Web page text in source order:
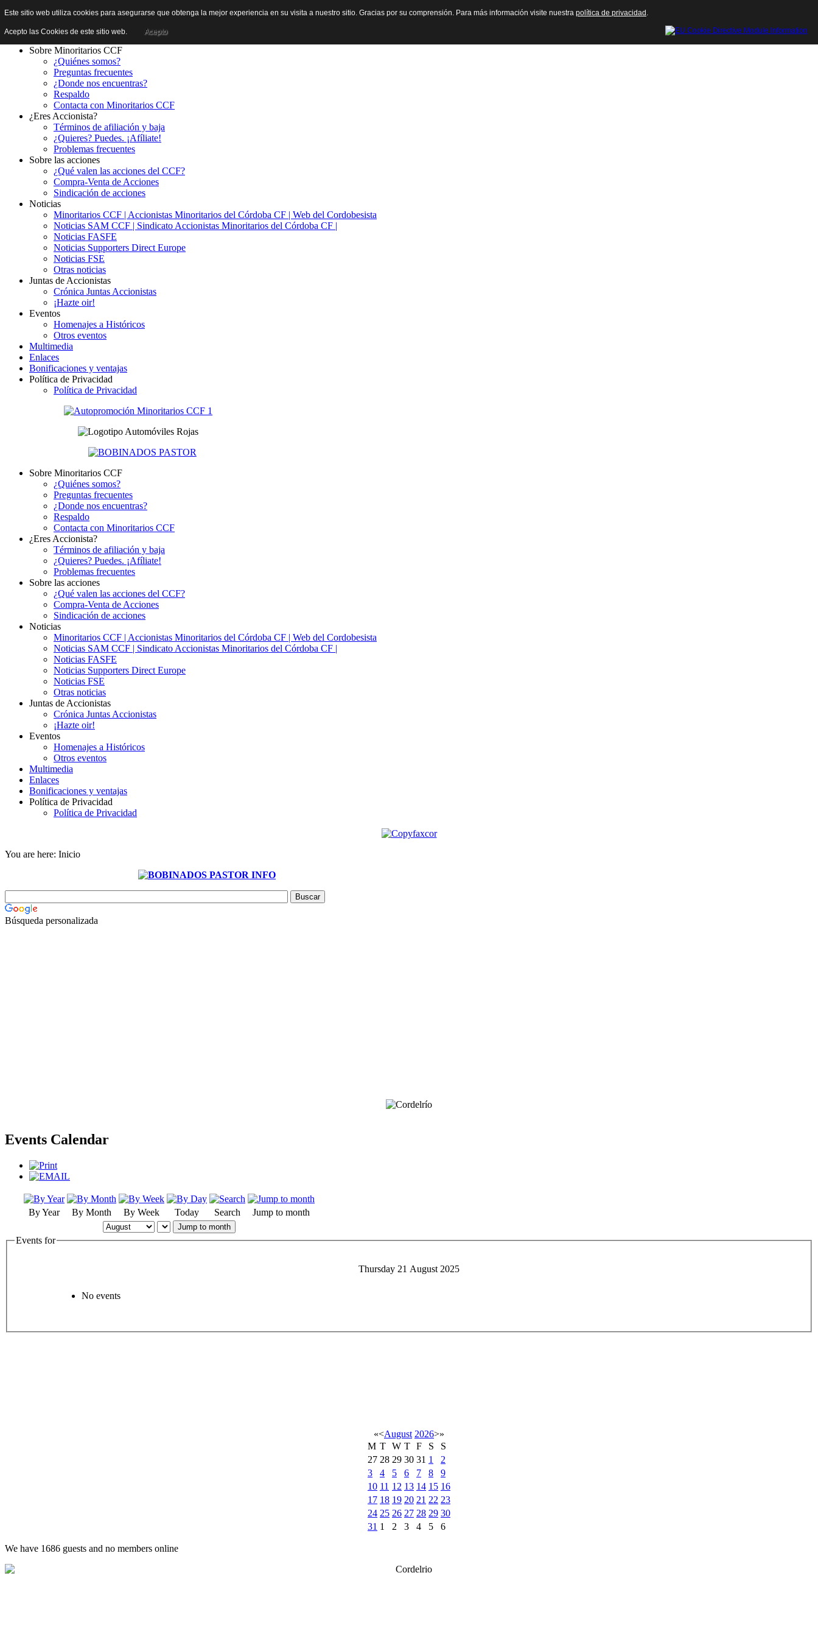
Sobre Minoritarios CCF
¿Quiénes somos?
Preguntas frecuentes
¿Donde nos encuentras?
Respaldo
Contacta con Minoritarios CCF
¿Eres Accionista?
Términos de afiliación y baja
¿Quieres? Puedes. ¡Afíliate!
Problemas frecuentes
Sobre las acciones
¿Qué valen las acciones del CCF?
Compra-Venta de Acciones
Sindicación de acciones
Noticias
Minoritarios CCF | Accionistas Minoritarios del Córdoba CF | Web del Cordobesista
Noticias SAM CCF | Sindicato Accionistas Minoritarios del Córdoba CF |
Noticias FASFE
Noticias Supporters Direct Europe
Noticias FSE
Otras noticias
Juntas de Accionistas
Crónica Juntas Accionistas
¡Hazte oir!
Eventos
Homenajes a Históricos
Otros eventos
Multimedia
Enlaces
Bonificaciones y ventajas
Política de Privacidad
Política de Privacidad
Sobre Minoritarios CCF
¿Quiénes somos?
Preguntas frecuentes
¿Donde nos encuentras?
Respaldo
Contacta con Minoritarios CCF
¿Eres Accionista?
Términos de afiliación y baja
¿Quieres? Puedes. ¡Afíliate!
Problemas frecuentes
Sobre las acciones
¿Qué valen las acciones del CCF?
Compra-Venta de Acciones
Sindicación de acciones
Noticias
Minoritarios CCF | Accionistas Minoritarios del Córdoba CF | Web del Cordobesista
Noticias SAM CCF | Sindicato Accionistas Minoritarios del Córdoba CF |
Noticias FASFE
Noticias Supporters Direct Europe
Noticias FSE
Otras noticias
Juntas de Accionistas
Crónica Juntas Accionistas
¡Hazte oir!
Eventos
Homenajes a Históricos
Otros eventos
Multimedia
Enlaces
Bonificaciones y ventajas
Política de Privacidad
Política de Privacidad
You are here: Inicio
Búsqueda personalizada
Events Calendar
By Year By Month By Week Today Search Jump to month
Jump to month
Events for
Thursday 21 August 2025
No events
«<August 2026>»
M T W T F S
S
27 28 29 30 31 1
2
3
4 5 6 7 8
9
10 11 12 13 14 15 16
17 18 19 20 21 22 23
24 25 26 27 28 29 30
31 1 2 3 4 5 6
We have 1686 guests and no members online
Este sitio web utiliza cookies para asegurarse que obtenga la mejor experiencia en su visita a nuestro sitio. Gracias por su comprensión. Para más información visite nuestra política de privacidad .
Acepto las Cookies de este sitio web. Acepto